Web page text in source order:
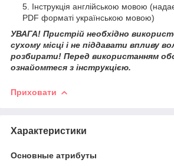
Інструкція англійською мовою
PDF форматі українською мовою)
УВАГА! Пристрій необхідно
сухому місці і не піддавати впливу
розбирати! Перед використанням
ознайомтеся з інструкцією.
Приховати
Характеристики
Основные атрибуты